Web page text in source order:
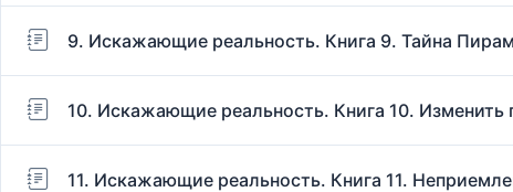
9. Искажающие реальность. Книга 9. Тайна
10. Искажающие реальность. Книга 10. Изменить
11. Искажающие реальность. Книга 11.